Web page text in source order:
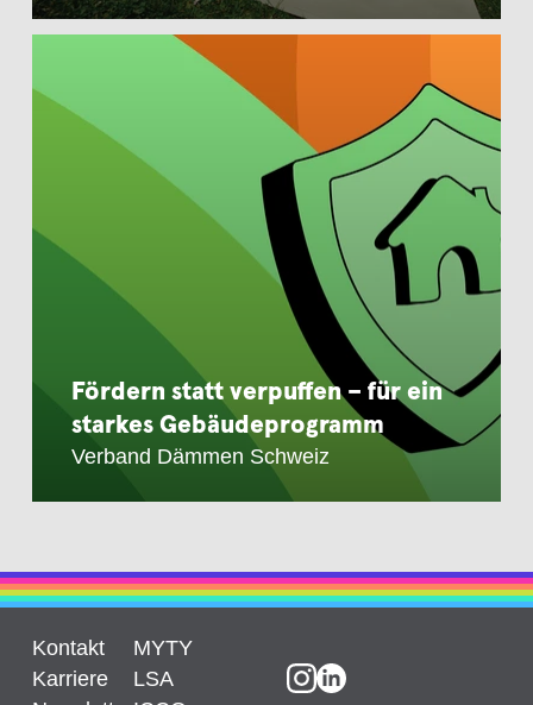
Fördern statt verpuffen – für ein
starkes Gebäudeprogramm
Verband Dämmen Schweiz
Kontakt
Karriere
MYTY
LSA